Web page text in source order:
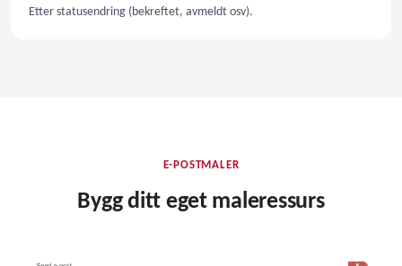
Etter statusendring (bekreftet, avmeldt osv).
E-POSTMALER
Bygg ditt eget maleressurs